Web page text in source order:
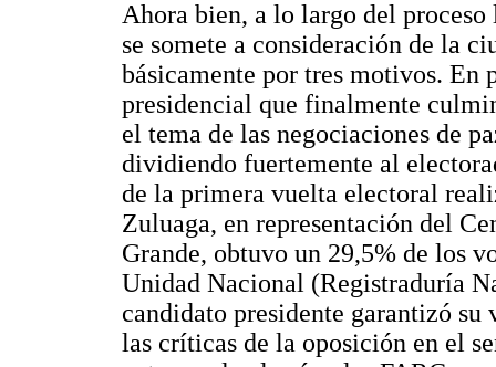
Ahora bien, a lo largo del
se somete a consideración de la
básicamente por tres motivos. En
presidencial que finalmente
el tema de las negociaciones de
dividiendo fuertemente al
de la primera vuelta electoral
Zuluaga, en representación del
Grande, obtuvo un 29,5% de los
Unidad Nacional (Registraduría
candidato presidente garantizó
las críticas de la oposición en el